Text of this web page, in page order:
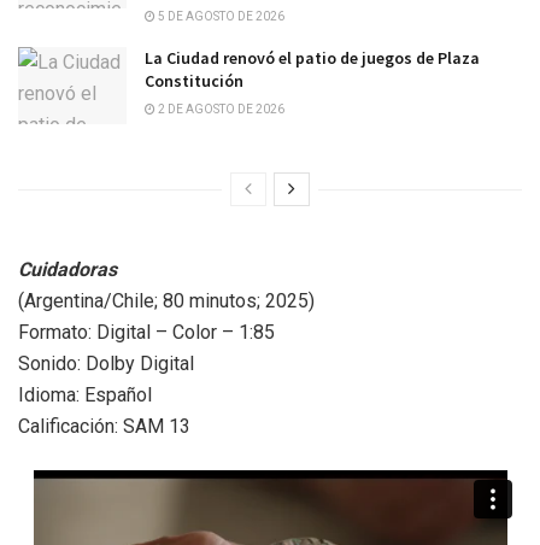
5 DE AGOSTO DE 2026
La Ciudad renovó el patio de juegos de Plaza
Constitución
2 DE AGOSTO DE 2026
Cuidadoras
(Argentina/Chile; 80 minutos; 2025)
Formato: Digital – Color – 1:85
Sonido: Dolby Digital
Idioma: Español
Calificación: SAM 13